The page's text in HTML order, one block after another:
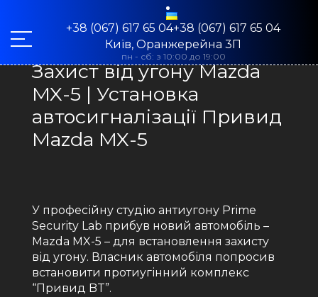
+38 (067) 617 65 04+38 (067) 617 65 04
Київ, Оранжерейна 3П
пн - сб: з 10:00 до 19:00
Захист від угону Mazda
MX-5 | Установка
автосигналізації Привид
Mazda MX-5
У професійну студію антиугону Prime
Security Lab прибув новий автомобіль –
Mazda MX-5 – для встановлення захисту
від угону. Власник автомобіля попросив
встановити протиугінний комплекс
“Привид BT”.